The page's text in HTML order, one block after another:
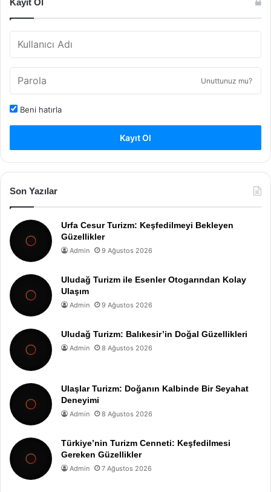
Kayıt Ol
Unuttunuz mu?
Beni hatırla
Kayıt Ol
Son Yazılar
Urfa Cesur Turizm: Keşfedilmeyi Bekleyen
Güzellikler
Admin 9 Ağustos 2026
Uludağ Turizm ile Esenler Otogarından Kolay
Ulaşım
Admin 9 Ağustos 2026
Uludağ Turizm: Balıkesir’in Doğal Güzellikleri
Admin 8 Ağustos 2026
Ulaşlar Turizm: Doğanın Kalbinde Bir Seyahat
Deneyimi
Admin 8 Ağustos 2026
Türkiye’nin Turizm Cenneti: Keşfedilmesi
Gereken Güzellikler
Admin 7 Ağustos 2026